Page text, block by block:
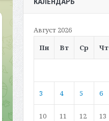
Август 2026
Пн
Вт Ср Чт
3 4 5 6
10 11 12 13